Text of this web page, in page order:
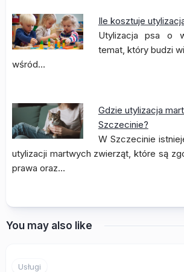
Ile kosztuje
Utylizacja psa o
temat, który budzi
wśród…
Gdzie utylizacja
Szczecinie?
W Szczecinie
utylizacji martwych zwierząt, które są
prawa oraz…
You may also like
Usługi